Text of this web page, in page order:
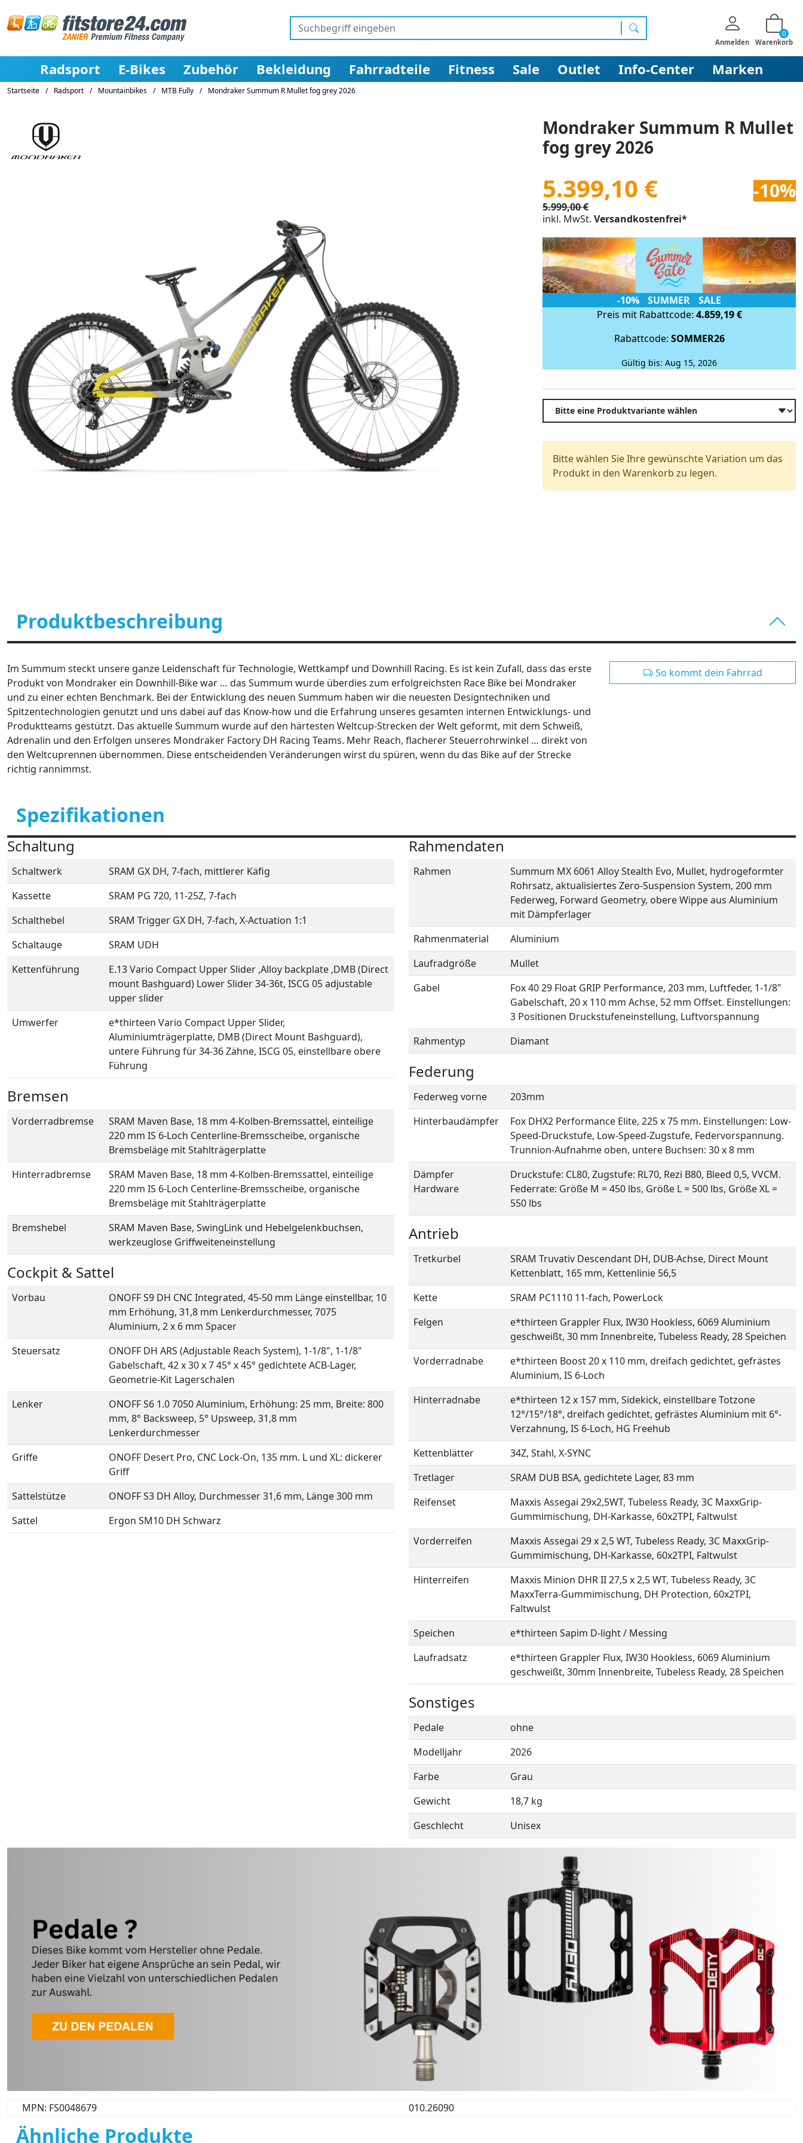
Suchen Anmelden Warenkorb
0
Radsport E-Bikes Zubehör Bekleidung Fahrradteile Fitness Sale Outlet Info-Center Marken
Startseite / Radsport / Mountainbikes / MTB Fully / Mondraker Summum R Mullet fog grey 2026
Mondraker Summum R Mullet
fog grey 2026
5.399,10 € -10%
5.999,00 €
inkl. MwSt. Versandkostenfrei*
-10% SUMMER SALE
Preis mit Rabattcode: 4.859,19 €
Rabattcode: SOMMER26
Gültig bis: Aug 15, 2026
Bitte wählen Sie Ihre gewünschte Variation um das
Produkt in den Warenkorb zu legen.
Produktbeschreibung
Im Summum steckt unsere ganze Leidenschaft für Technologie, Wettkampf und Downhill Racing. Es ist kein Zufall, dass das erste
Produkt von Mondraker ein Downhill-Bike war … das Summum wurde überdies zum erfolgreichsten Race Bike bei Mondraker
und zu einer echten Benchmark. Bei der Entwicklung des neuen Summum haben wir die neuesten Designtechniken und
Spitzentechnologien genutzt und uns dabei auf das Know-how und die Erfahrung unseres gesamten internen Entwicklungs- und
Produktteams gestützt. Das aktuelle Summum wurde auf den härtesten Weltcup-Strecken der Welt geformt, mit dem Schweiß,
Adrenalin und den Erfolgen unseres Mondraker Factory DH Racing Teams. Mehr Reach, flacherer Steuerrohrwinkel … direkt von
den Weltcuprennen übernommen. Diese entscheidenden Veränderungen wirst du spüren, wenn du das Bike auf der Strecke
richtig rannimmst.
So kommt dein Fahrrad
Spezifikationen
Schaltung
Schaltwerk
SRAM GX DH, 7-fach, mittlerer Käfig
Kassette
SRAM PG 720, 11-25Z, 7-fach
Schalthebel
SRAM Trigger GX DH, 7-fach, X-Actuation 1:1
Schaltauge
SRAM UDH
Kettenführung
E.13 Vario Compact Upper Slider ,Alloy backplate ,DMB (Direct
mount Bashguard) Lower Slider 34-36t, ISCG 05 adjustable
upper slider
Umwerfer
e*thirteen Vario Compact Upper Slider,
Aluminiumträgerplatte, DMB (Direct Mount Bashguard),
untere Führung für 34-36 Zähne, ISCG 05, einstellbare obere
Führung
Bremsen
Vorderradbremse
SRAM Maven Base, 18 mm 4-Kolben-Bremssattel, einteilige
220 mm IS 6-Loch Centerline-Bremsscheibe, organische
Bremsbeläge mit Stahlträgerplatte
Hinterradbremse
SRAM Maven Base, 18 mm 4-Kolben-Bremssattel, einteilige
220 mm IS 6-Loch Centerline-Bremsscheibe, organische
Bremsbeläge mit Stahlträgerplatte
Bremshebel
SRAM Maven Base, SwingLink und Hebelgelenkbuchsen,
werkzeuglose Griffweiteneinstellung
Cockpit & Sattel
Vorbau
ONOFF S9 DH CNC Integrated, 45-50 mm Länge einstellbar, 10
mm Erhöhung, 31,8 mm Lenkerdurchmesser, 7075
Aluminium, 2 x 6 mm Spacer
Steuersatz
ONOFF DH ARS (Adjustable Reach System), 1-1/8", 1-1/8"
Gabelschaft, 42 x 30 x 7 45° x 45° gedichtete ACB-Lager,
Geometrie-Kit Lagerschalen
Lenker
ONOFF S6 1.0 7050 Aluminium, Erhöhung: 25 mm, Breite: 800
mm, 8° Backsweep, 5° Upsweep, 31,8 mm
Lenkerdurchmesser
Griffe
ONOFF Desert Pro, CNC Lock-On, 135 mm. L und XL: dickerer
Griff
Sattelstütze
ONOFF S3 DH Alloy, Durchmesser 31,6 mm, Länge 300 mm
Sattel
Ergon SM10 DH Schwarz
Rahmendaten
Rahmen
Summum MX 6061 Alloy Stealth Evo, Mullet, hydrogeformter
Rohrsatz, aktualisiertes Zero-Suspension System, 200 mm
Federweg, Forward Geometry, obere Wippe aus Aluminium
mit Dämpferlager
Rahmenmaterial
Aluminium
Laufradgröße
Mullet
Gabel
Fox 40 29 Float GRIP Performance, 203 mm, Luftfeder, 1-1/8"
Gabelschaft, 20 x 110 mm Achse, 52 mm Offset. Einstellungen:
3 Positionen Druckstufeneinstellung, Luftvorspannung
Rahmentyp
Diamant
Federung
Federweg vorne
203mm
Hinterbaudämpfer
Fox DHX2 Performance Elite, 225 x 75 mm. Einstellungen: Low-
Speed-Druckstufe, Low-Speed-Zugstufe, Federvorspannung.
Trunnion-Aufnahme oben, untere Buchsen: 30 x 8 mm
Dämpfer
Hardware
Druckstufe: CL80, Zugstufe: RL70, Rezi B80, Bleed 0,5, VVCM.
Federrate: Größe M = 450 lbs, Größe L = 500 lbs, Größe XL =
550 lbs
Antrieb
Tretkurbel
SRAM Truvativ Descendant DH, DUB-Achse, Direct Mount
Kettenblatt, 165 mm, Kettenlinie 56,5
Kette
SRAM PC1110 11-fach, PowerLock
Felgen
e*thirteen Grappler Flux, IW30 Hookless, 6069 Aluminium
geschweißt, 30 mm Innenbreite, Tubeless Ready, 28 Speichen
Vorderradnabe
e*thirteen Boost 20 x 110 mm, dreifach gedichtet, gefrästes
Aluminium, IS 6-Loch
Hinterradnabe
e*thirteen 12 x 157 mm, Sidekick, einstellbare Totzone
12°/15°/18°, dreifach gedichtet, gefrästes Aluminium mit 6°-
Verzahnung, IS 6-Loch, HG Freehub
Kettenblätter
34Z, Stahl, X-SYNC
Tretlager
SRAM DUB BSA, gedichtete Lager, 83 mm
Reifenset
Maxxis Assegai 29x2,5WT, Tubeless Ready, 3C MaxxGrip-
Gummimischung, DH-Karkasse, 60x2TPI, Faltwulst
Vorderreifen
Maxxis Assegai 29 x 2,5 WT, Tubeless Ready, 3C MaxxGrip-
Gummimischung, DH-Karkasse, 60x2TPI, Faltwulst
Hinterreifen
Maxxis Minion DHR II 27,5 x 2,5 WT, Tubeless Ready, 3C
MaxxTerra-Gummimischung, DH Protection, 60x2TPI,
Faltwulst
Speichen
e*thirteen Sapim D-light / Messing
Laufradsatz
e*thirteen Grappler Flux, IW30 Hookless, 6069 Aluminium
geschweißt, 30mm Innenbreite, Tubeless Ready, 28 Speichen
Sonstiges
Pedale
ohne
Modelljahr
2026
Farbe
Grau
Gewicht
18,7 kg
Geschlecht
Unisex
MPN: FS0048679 010.26090
Ähnliche Produkte